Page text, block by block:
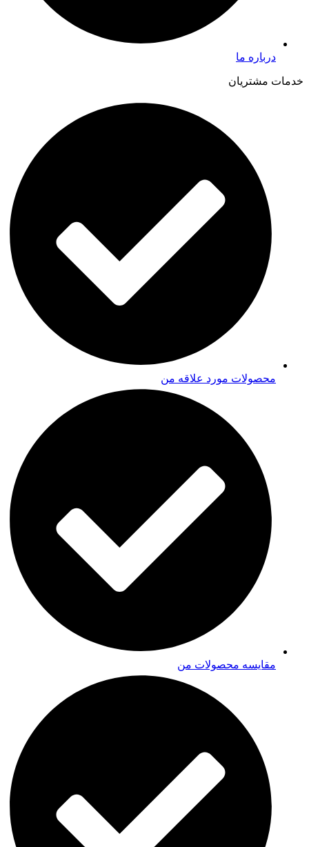
درباره ما
خدمات مشتریان
محصولات مورد علاقه من
مقایسه محصولات من